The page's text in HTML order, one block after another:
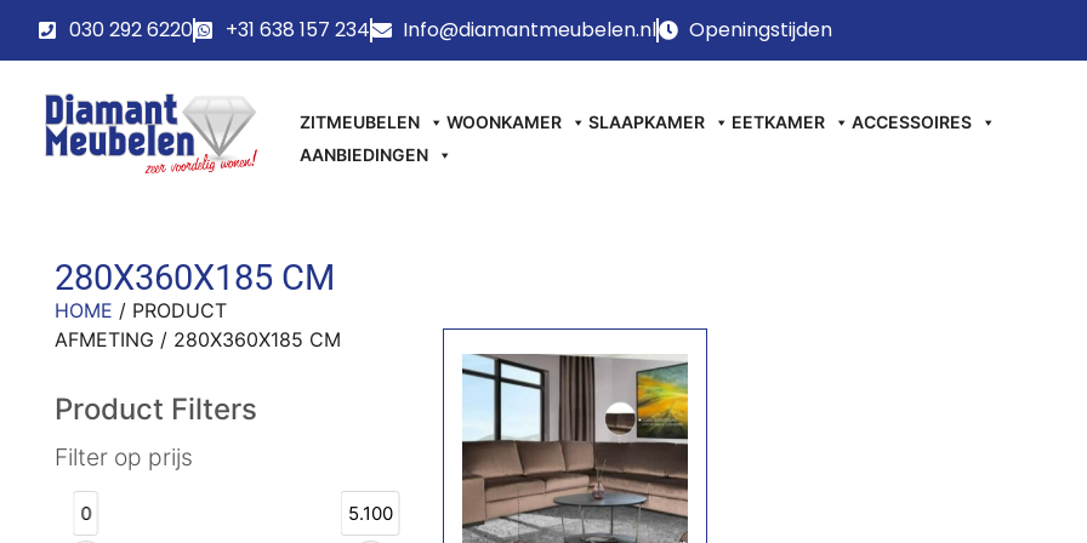
030 292 6220 +31 638 157 234 Info@diamantmeubelen.nl Openingstijden
ZITMEUBELEN WOONKAMER SLAAPKAMER EETKAMER
ACCESSOIRES
AANBIEDINGEN
280X360X185 CM
HOME / PRODUCT
AFMETING / 280X360X185 CM
Product Filters
Filter op prijs
0 5.100